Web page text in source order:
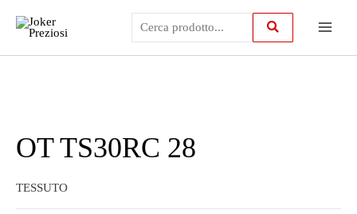
contenuto
OT TS30RC 28
TESSUTO